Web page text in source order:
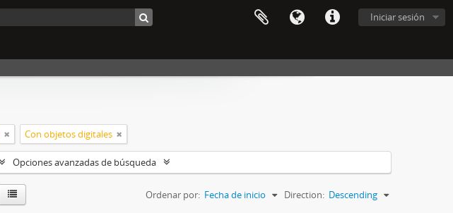
Iniciar sesión
Con objetos digitales
Opciones avanzadas de búsqueda
Ordenar por: Fecha de inicio Direction: Descending